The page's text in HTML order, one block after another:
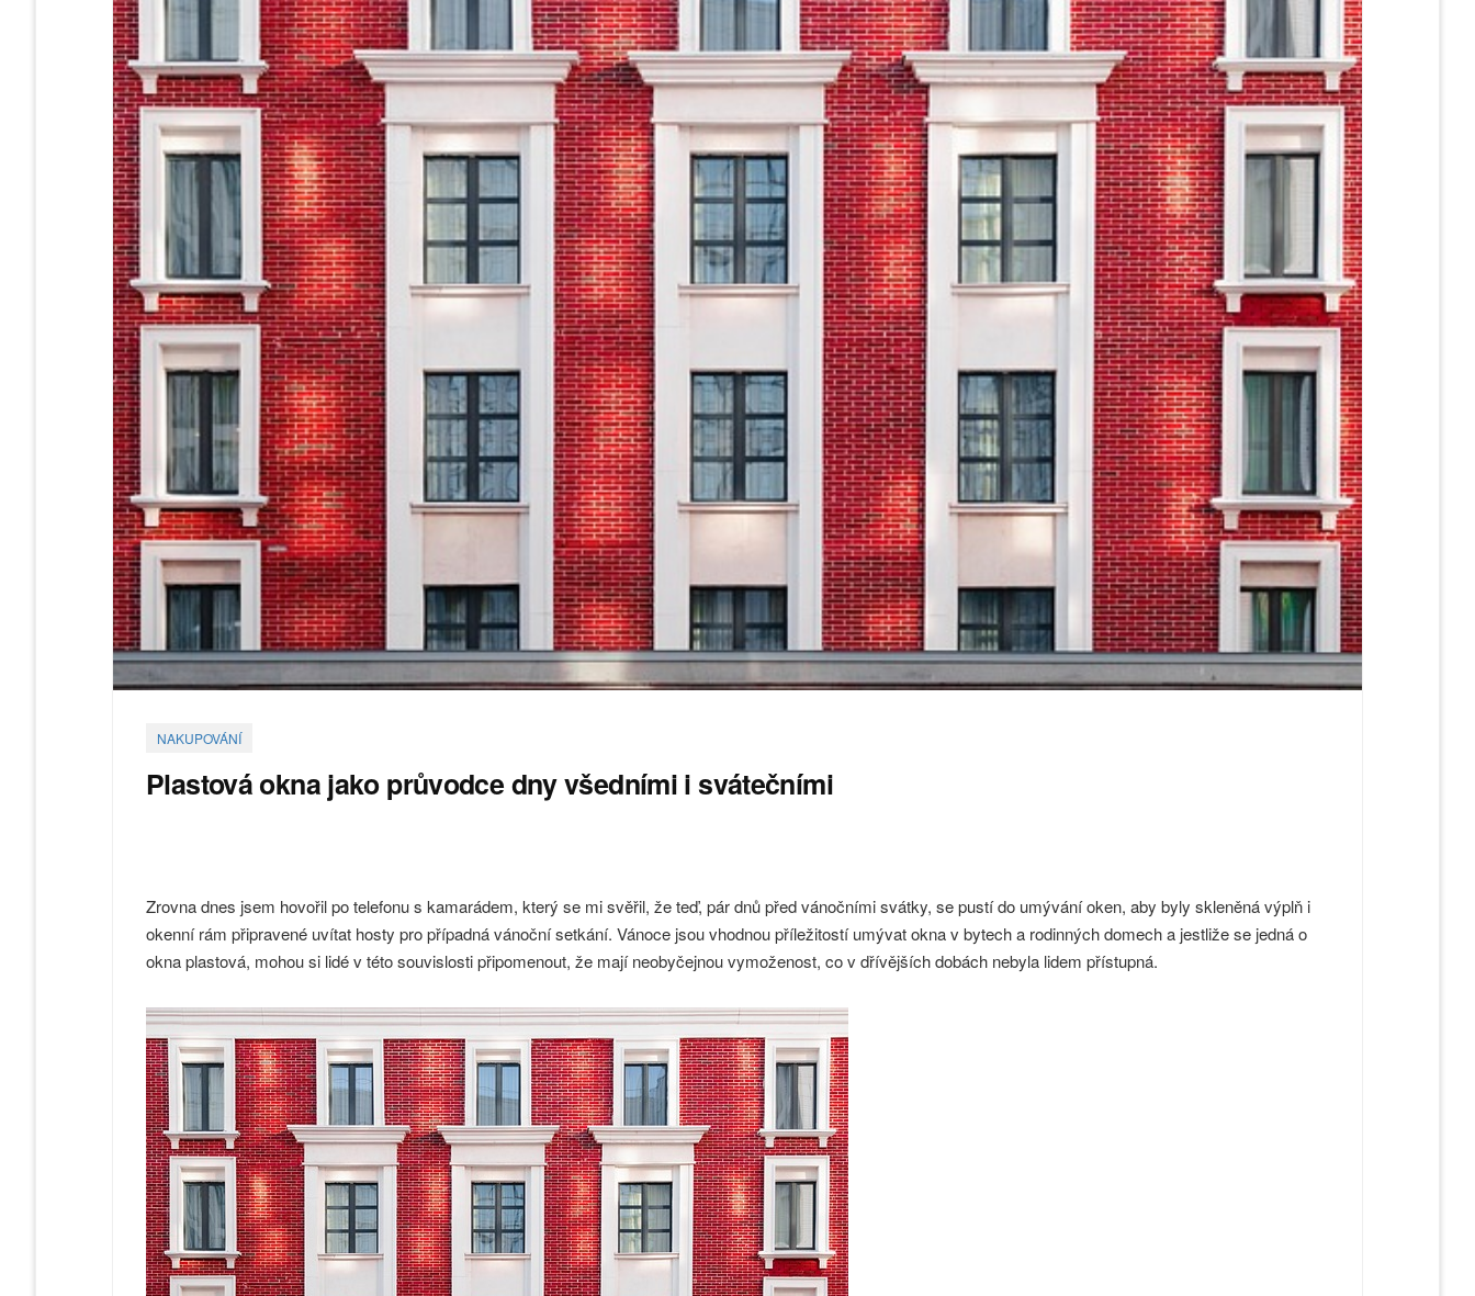
NAKUPOVÁNÍ
Plastová okna jako průvodce dny všedními i svátečními
Zrovna dnes jsem hovořil po telefonu s kamarádem, který se mi svěřil, že teď, pár dnů před vánočními svátky, se pustí do umývání oken, aby byly skleněná výplň i
okenní rám připravené uvítat hosty pro případná vánoční setkání. Vánoce jsou vhodnou příležitostí umývat okna v bytech a rodinných domech a jestliže se jedná o
okna plastová, mohou si lidé v této souvislosti připomenout, že mají neobyčejnou vymoženost, co v dřívějších dobách nebyla lidem přístupná.